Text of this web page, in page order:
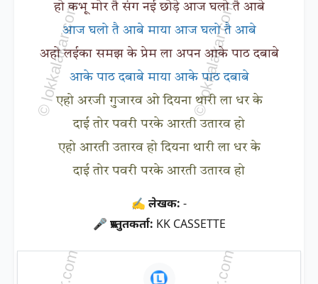
हो कभू मोर तै संग नई छोड़े आज घलो तै आबे
आज घलो तै आबे माया आज घलो तै आबे
अहो लईका समझ के प्रेम ला अपन आके पाठ दबाबे
आके पाठ दबाबे माया आके पाठ दबाबे
एहो अरजी गुजारव ओ दियना थारी ला धर के
दाई तोर पवरी परके आरती उतारव हो
एहो आरती उतारव हो दियना थारी ला धर के
दाई तोर पवरी परके आरती उतारव हो
✍ लेखक: -
🎤 प्रस्तुतकर्ता: KK CASSETTE